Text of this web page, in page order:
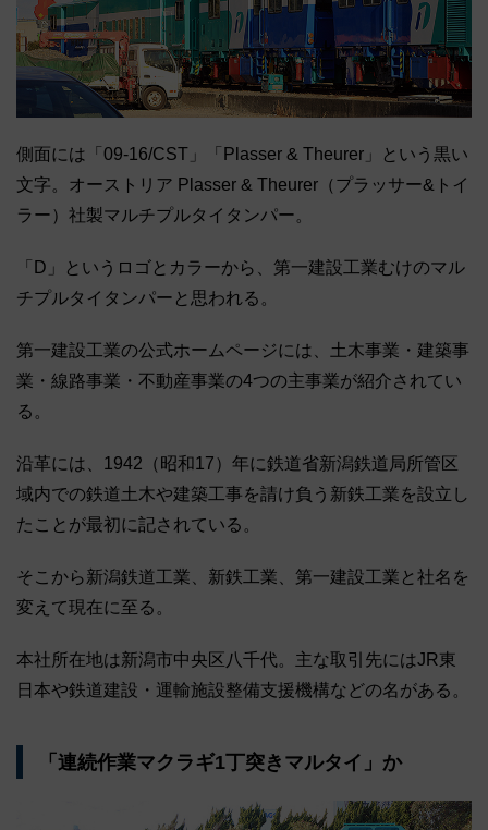
側面には「09-16/CST」「Plasser & Theurer」という黒い
文字。オーストリア Plasser & Theurer（プラッサー&トイ
ラー）社製マルチプルタイタンパー。
「D」というロゴとカラーから、第一建設工業むけのマル
チプルタイタンパーと思われる。
第一建設工業の公式ホームページには、土木事業・建築事
業・線路事業・不動産事業の4つの主事業が紹介されてい
る。
沿革には、1942（昭和17）年に鉄道省新潟鉄道局所管区
域内での鉄道土木や建築工事を請け負う新鉄工業を設立し
たことが最初に記されている。
そこから新潟鉄道工業、新鉄工業、第一建設工業と社名を
変えて現在に至る。
本社所在地は新潟市中央区八千代。主な取引先にはJR東
日本や鉄道建設・運輸施設整備支援機構などの名がある。
「連続作業マクラギ1丁突きマルタイ」か